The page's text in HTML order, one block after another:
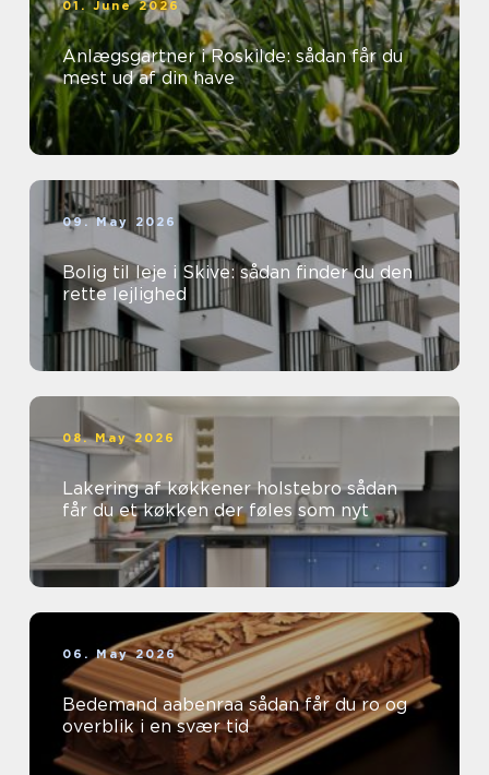
01. June 2026
Anlægsgartner i Roskilde: sådan får du
mest ud af din have
09. May 2026
Bolig til leje i Skive: sådan finder du den
rette lejlighed
08. May 2026
Lakering af køkkener holstebro sådan
får du et køkken der føles som nyt
06. May 2026
Bedemand aabenraa sådan får du ro og
overblik i en svær tid